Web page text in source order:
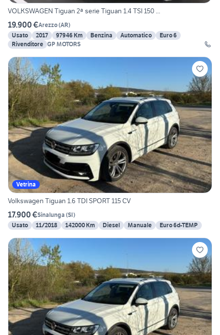
VOLKSWAGEN Tiguan 2ª serie Tiguan 1.4 TSI 150 ...
19.900 €Arezzo(AR)
Usato
2017 97946 Km Benzina Automatico
Euro 6
Rivenditore GP MOTORS
Vetrina
Volkswagen Tiguan 1.6 TDI SPORT 115 CV
17.900 €Sinalunga (SI)
Usato
11/2018 142000 Km Diesel Manuale Euro 6d-TEMP